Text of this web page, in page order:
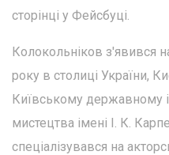
сторінці у Фейсбуці.
Колокольніков з'явився
року в столиці України,
Київському державному
мистецтва імені І. К.
спеціалізувався на